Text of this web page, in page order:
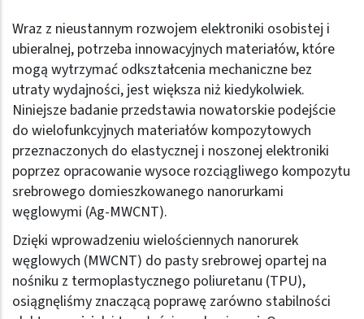
Wraz z nieustannym rozwojem elektroniki osobistej i
ubieralnej, potrzeba innowacyjnych materiałów, które
mogą wytrzymać odkształcenia mechaniczne bez
utraty wydajności, jest większa niż kiedykolwiek.
Niniejsze badanie przedstawia nowatorskie podejście
do wielofunkcyjnych materiałów kompozytowych
przeznaczonych do elastycznej i noszonej elektroniki
poprzez opracowanie wysoce rozciągliwego kompozytu
srebrowego domieszkowanego nanorurkami
węglowymi (Ag-MWCNT).
Dzięki wprowadzeniu wielościennych nanorurek
węglowych (MWCNT) do pasty srebrowej opartej na
nośniku z termoplastycznego poliuretanu (TPU),
osiągnęliśmy znaczącą poprawę zarówno stabilności